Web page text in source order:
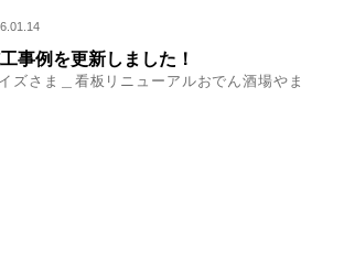
事例を更新しました！
ズさま＿看板リニューアルおでん酒場やま